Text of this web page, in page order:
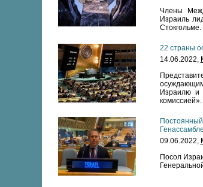
Члены
Израиль
Стокгольме.
22 страны
14.06.2022,
Израилю и
комиссией».
09.06.2022,
Посол